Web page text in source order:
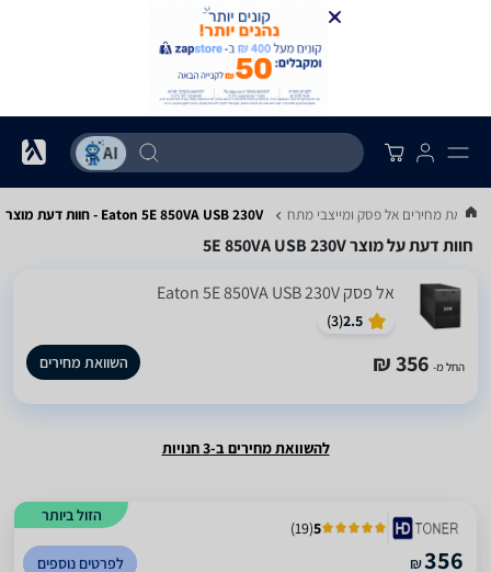
השוואת מחירים אל פסק ומייצבי מתח Eaton 5E 850VA USB 230V - חוות דעת מוצר
חוות דעת על מוצר 5E 850VA USB 230V
‏אל פסק Eaton 5E 850VA USB 230V
2.5
(
3
)
החל מ- 356 ₪ השוואת מחירים
להשוואת מחירים ב-3 חנויות
הזול ביותר
5
(
19
)
₪356 לפרטים נוספים